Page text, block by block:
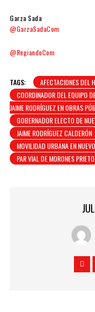
Garza Sada
@GarzaSadaCom
@RegiandoCom
TAGS:
AFECTACIONES DEL
COORDINADOR DEL EQUIPO
JAIME RODRÍGUEZ EN OBRAS
GOBERNADOR ELECTO DE
JAIME RODRÍGUEZ CALDERÓN
MOVILIDAD URBANA EN
PAR VIAL DE MORONES PRIETO